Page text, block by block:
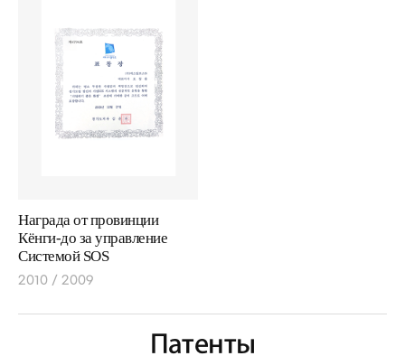
Награда от провинции
Кёнги-до за управление
Системой SOS
2010 / 2009
Патенты